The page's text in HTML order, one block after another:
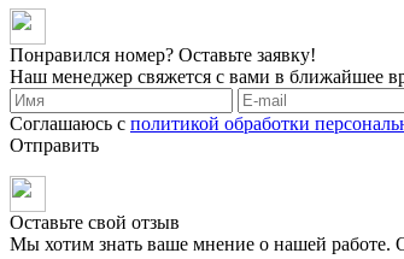
Понравился номер? Оставьте заявку!
Наш менеджер свяжется с вами в ближайшее
Соглашаюсь с политикой обработки
Отправить
Оставьте свой отзыв
Мы хотим знать ваше мнение о нашей работе.